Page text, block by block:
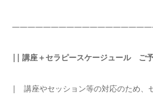
|| 講座＋セラピースケージュール ご
| 講座やセッション等の対応のため、